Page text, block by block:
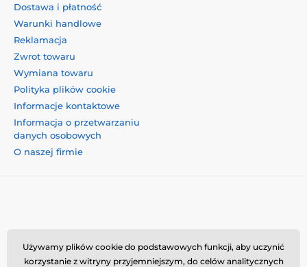
Dostawa i płatność
Warunki handlowe
Reklamacja
Zwrot towaru
Wymiana towaru
Polityka plików cookie
Informacje kontaktowe
Informacja o przetwarzaniu
danych osobowych
O naszej firmie
Momanio s.r.o., Okružní 361/14, 74718, Píšť, Czechy,
VAT: CZ09604707, info@momanio.pl
Używamy plików cookie do podstawowych funkcji, aby uczynić
korzystanie z witryny przyjemniejszym, do celów analitycznych